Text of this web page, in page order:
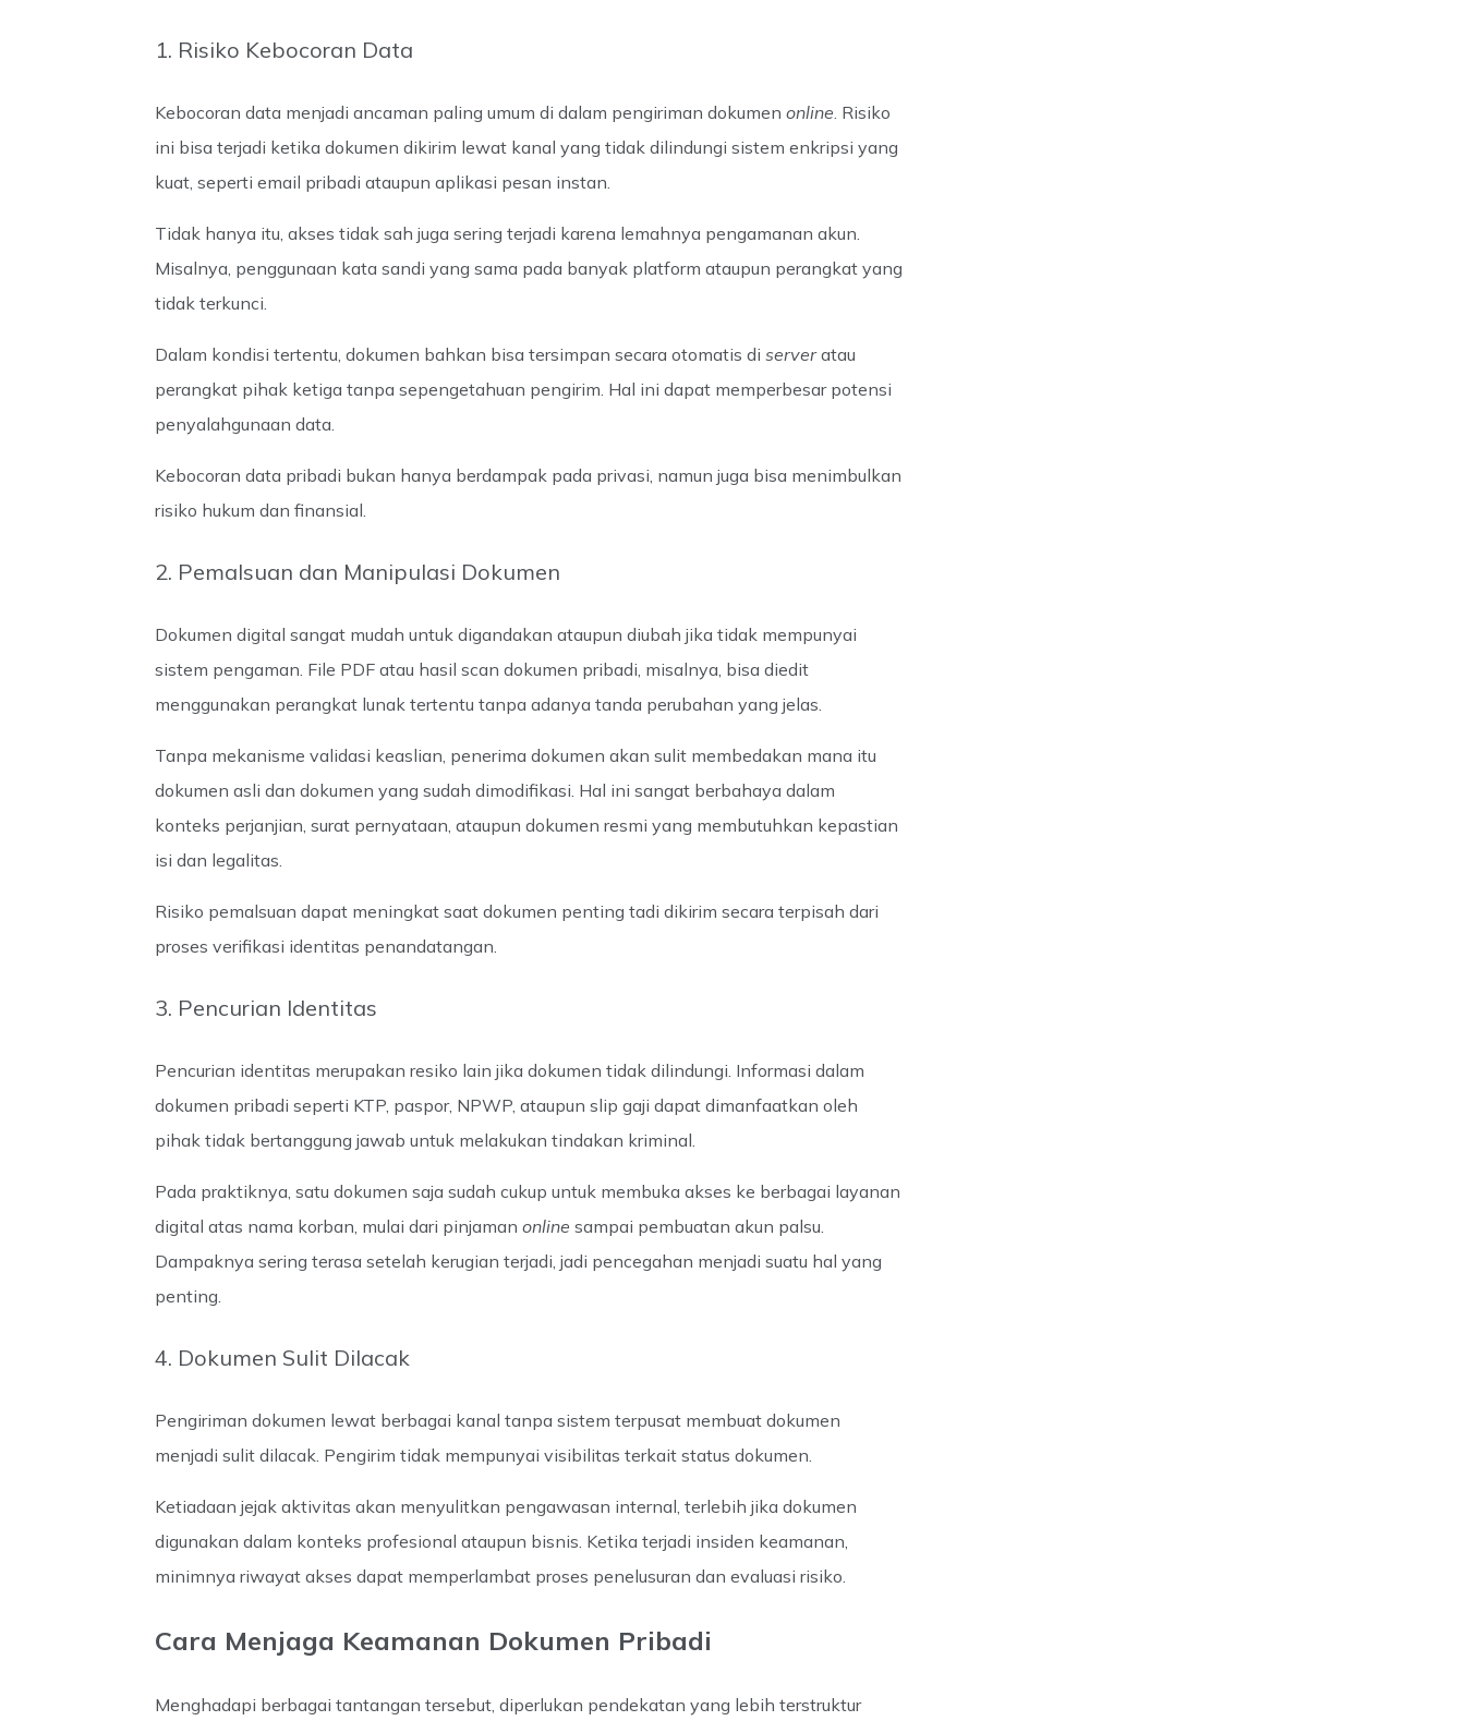
1. Risiko Kebocoran Data
Kebocoran data menjadi ancaman paling umum di dalam pengiriman dokumen online . Risiko
ini bisa terjadi ketika dokumen dikirim lewat kanal yang tidak dilindungi sistem enkripsi yang
kuat, seperti email pribadi ataupun aplikasi pesan instan.
Tidak hanya itu, akses tidak sah juga sering terjadi karena lemahnya pengamanan akun.
Misalnya, penggunaan kata sandi yang sama pada banyak platform ataupun perangkat yang
tidak terkunci.
Dalam kondisi tertentu, dokumen bahkan bisa tersimpan secara otomatis di serveratau
perangkat pihak ketiga tanpa sepengetahuan pengirim. Hal ini dapat memperbesar potensi
penyalahgunaan data.
Kebocoran data pribadi bukan hanya berdampak pada privasi, namun juga bisa menimbulkan
risiko hukum dan finansial.
2. Pemalsuan dan Manipulasi Dokumen
Dokumen digital sangat mudah untuk digandakan ataupun diubah jika tidak mempunyai
sistem pengaman. File PDF atau hasil scan dokumen pribadi, misalnya, bisa diedit
menggunakan perangkat lunak tertentu tanpa adanya tanda perubahan yang jelas.
Tanpa mekanisme validasi keaslian, penerima dokumen akan sulit membedakan mana itu
dokumen asli dan dokumen yang sudah dimodifikasi. Hal ini sangat berbahaya dalam
konteks perjanjian, surat pernyataan, ataupun dokumen resmi yang membutuhkan kepastian
isi dan legalitas.
Risiko pemalsuan dapat meningkat saat dokumen penting tadi dikirim secara terpisah dari
proses verifikasi identitas penandatangan.
3. Pencurian Identitas
Pencurian identitas merupakan resiko lain jika dokumen tidak dilindungi. Informasi dalam
dokumen pribadi seperti KTP, paspor, NPWP, ataupun slip gaji dapat dimanfaatkan oleh
pihak tidak bertanggung jawab untuk melakukan tindakan kriminal.
Pada praktiknya, satu dokumen saja sudah cukup untuk membuka akses ke berbagai layanan
digital atas nama korban, mulai dari pinjaman online sampai pembuatan akun palsu.
Dampaknya sering terasa setelah kerugian terjadi, jadi pencegahan menjadi suatu hal yang
penting.
4. Dokumen Sulit Dilacak
Pengiriman dokumen lewat berbagai kanal tanpa sistem terpusat membuat dokumen
menjadi sulit dilacak. Pengirim tidak mempunyai visibilitas terkait status dokumen.
Ketiadaan jejak aktivitas akan menyulitkan pengawasan internal, terlebih jika dokumen
digunakan dalam konteks profesional ataupun bisnis. Ketika terjadi insiden keamanan,
minimnya riwayat akses dapat memperlambat proses penelusuran dan evaluasi risiko.
Cara Menjaga Keamanan Dokumen Pribadi
Menghadapi berbagai tantangan tersebut, diperlukan pendekatan yang lebih terstruktur